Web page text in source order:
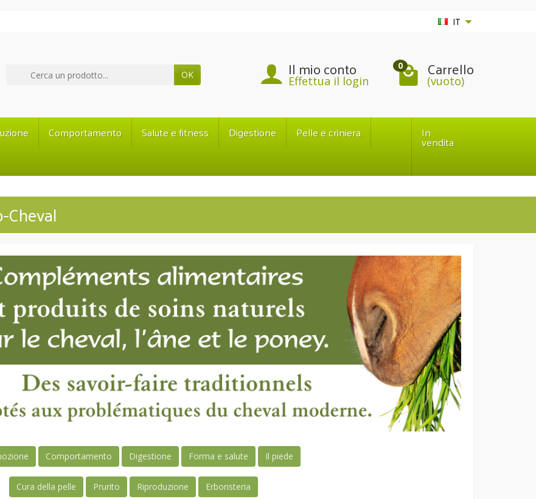
IT
OK Il mio conto
Effettua il login
0 Carrello
(vuoto)
Comportamento Salute e fitness Digestione
Pelle e criniera
In
vendita
Comportamento Digestione Forma e salute Il piede
Cura della pelle Prurito Riproduzione Erboristeria